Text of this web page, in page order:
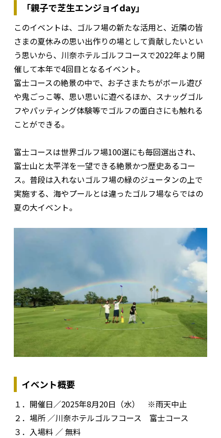
「親子で芝生エンジョイday」
このイベントは、ゴルフ場の新たな活用と、近隣の皆
さまの夏休みの思い出作りの場として貢献したいとい
う思いから、川奈ホテルゴルフコースで2022年より開
催して本年で4回目となるイベント。
富士コースの絶景の中で、お子さまたちがボール遊び
や鬼ごっこ等、思い思いに遊べるほか、スナッグゴル
フやパッティング体験等でゴルフの面白さにも触れる
ことができる。
富士コースは世界ゴルフ場100選にも毎回選出され、
富士山と太平洋を一望できる絶景かつ歴史あるコー
ス。普段は入れないゴルフ場の緑のジュータンの上で
実施する、海やプールとは違ったゴルフ場ならではの
夏の大イベント。
イベント概要
１．開催日／2025年8月20日（水） ※雨天中止
２．場所 ／川奈ホテルゴルフコース 富士コース
３．入場料 ／ 無料